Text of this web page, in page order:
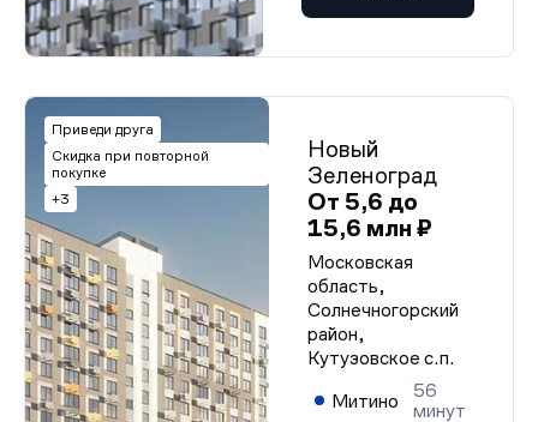
Приведи друга
Скидка при повторной
покупке
+3
Новый
Зеленоград
От 5,6 до
15,6 млн ₽
Московская
область,
Солнечногорский
район,
Кутузовское с.п.
Митино
56
минут